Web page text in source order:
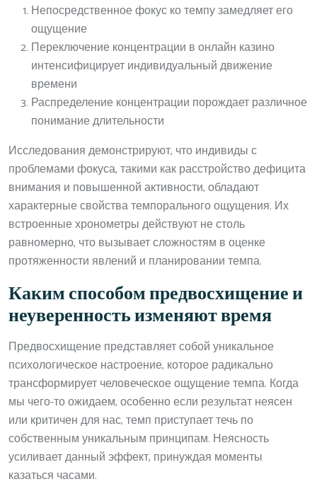
Непосредственное фокус ко темпу замедляет его
ощущение
Переключение концентрации в онлайн казино
интенсифицирует индивидуальный движение
времени
Распределение концентрации порождает различное
понимание длительности
Исследования демонстрируют, что индивиды с
проблемами фокуса, такими как расстройство дефицита
внимания и повышенной активности, обладают
характерные свойства темпорального ощущения. Их
встроенные хронометры действуют не столь
равномерно, что вызывает сложностям в оценке
протяженности явлений и планировании темпа.
Каким способом предвосхищение и
неуверенность изменяют время
Предвосхищение представляет собой уникальное
психологическое настроение, которое радикально
трансформирует человеческое ощущение темпа. Когда
мы чего-то ожидаем, особенно если результат неясен
или критичен для нас, темп приступает течь по
собственным уникальным принципам. Неясность
усиливает данный эффект, принуждая моменты
казаться часами.